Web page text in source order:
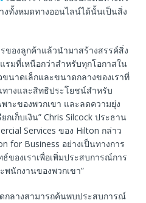
งทั้งหมดทางออนไลน์ได้นั้นเป็นสิ่ง
ของลูกค้าแล้วนำมาสร้างสรรค์สิ่ง
รมที่เหนือกว่าสำหรับทุกโอกาสใน
นาดเล็กและขนาดกลางของเราที่
างและสิทธิประโยชน์สำหรับ
าะของพวกเขา และลดความยุ่ง
กเก็บเงิน” Chris Silcock ประธาน
Services ของ Hilton กล่าว
for Business อย่างเป็นทางการ
ของเราเพื่อเพิ่มประสบการณ์การ
พนักงานของพวกเขา”
ลางสามารถค้นพบประสบการณ์